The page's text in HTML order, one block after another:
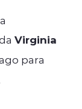
Virginia
para